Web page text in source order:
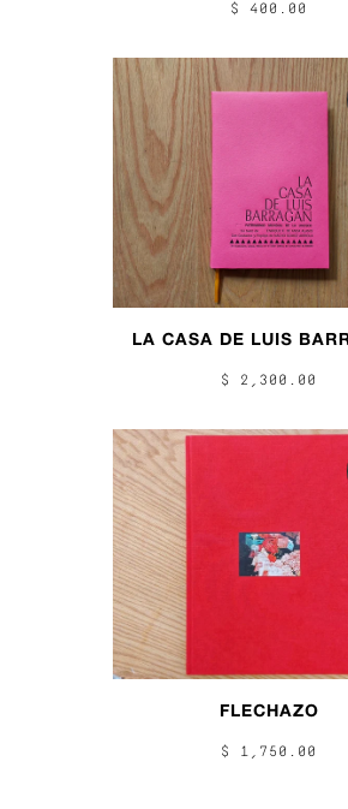
$ 400.00
LA CASA DE LUIS
$ 2,300.00
FLECHAZO
$ 1,750.00